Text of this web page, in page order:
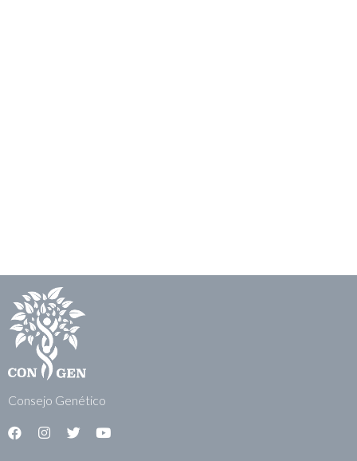
Consejo Genético